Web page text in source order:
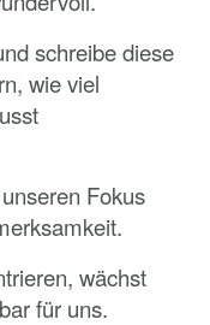
schreibe diese
wie viel
Fokus
wächst
für uns.